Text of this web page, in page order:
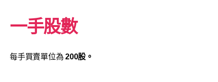
一手股數
每手買賣單位為200股。